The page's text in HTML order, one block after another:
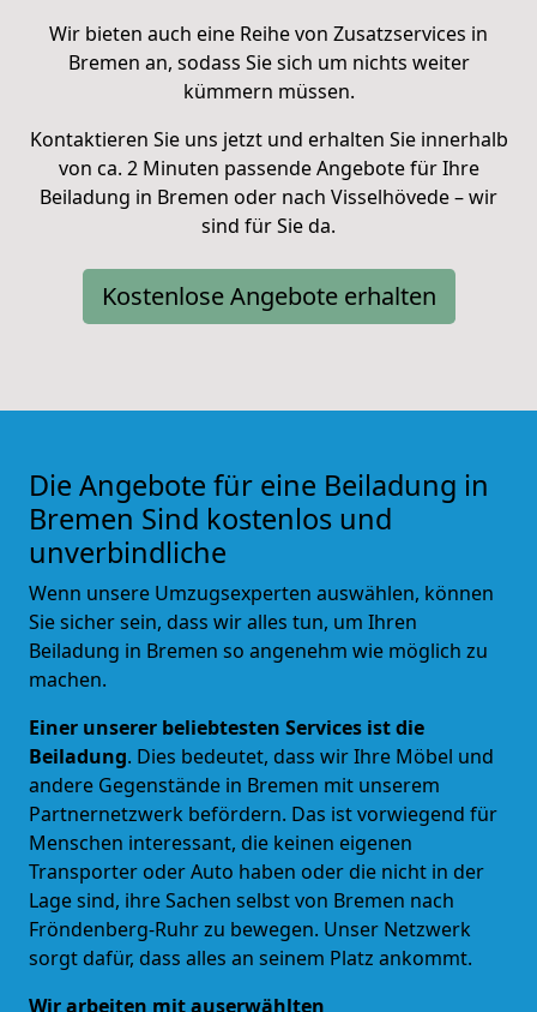
Wir bieten auch eine Reihe von Zusatzservices in
Bremen an, sodass Sie sich um nichts weiter
kümmern müssen.
Kontaktieren Sie uns jetzt und erhalten Sie innerhalb
von ca. 2 Minuten passende Angebote für Ihre
Beiladung in Bremen oder nach Visselhövede – wir
sind für Sie da.
Kostenlose Angebote erhalten
Die Angebote für eine Beiladung in
Bremen Sind kostenlos und
unverbindliche
Wenn unsere Umzugsexperten auswählen, können
Sie sicher sein, dass wir alles tun, um Ihren
Beiladung in Bremen so angenehm wie möglich zu
machen.
Einer unserer beliebtesten Services ist die
Beiladung. Dies bedeutet, dass wir Ihre Möbel und
andere Gegenstände in Bremen mit unserem
Partnernetzwerk befördern. Das ist vorwiegend für
Menschen interessant, die keinen eigenen
Transporter oder Auto haben oder die nicht in der
Lage sind, ihre Sachen selbst von Bremen nach
Fröndenberg-Ruhr zu bewegen. Unser Netzwerk
sorgt dafür, dass alles an seinem Platz ankommt.
Wir arbeiten mit auserwählten